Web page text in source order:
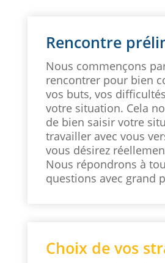
Rencontre
Nous commençons
rencontrer pour bien
vos buts, vos
votre situation. Cela
de bien saisir votre
travailler avec vous
vous désirez
Nous répondrons à
questions avec grand
Choix de vos